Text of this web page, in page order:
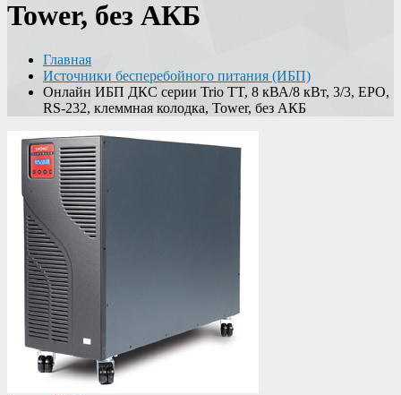
Tower, без АКБ
Главная
Источники бесперебойного питания (ИБП)
Онлайн ИБП ДКС серии Trio TT, 8 кВА/8 кВт, 3/3, EPO,
RS-232, клеммная колодка, Tower, без АКБ